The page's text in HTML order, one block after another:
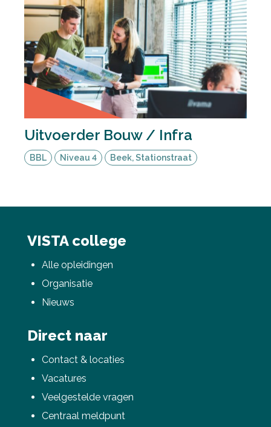
Uitvoerder Bouw / Infra
BBL Niveau 4 Beek, Stationstraat
VISTA college
Alle opleidingen
Organisatie
Nieuws
Direct naar
Contact & locaties
Vacatures
Veelgestelde vragen
Centraal meldpunt